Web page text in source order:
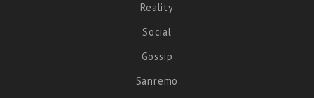
Reality
Social
Gossip
Sanremo